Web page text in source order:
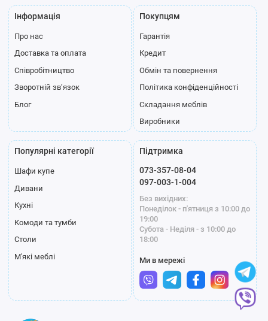
Інформація
Про нас
Доставка та оплата
Співробітництво
Зворотній зв’язок
Блог
Покупцям
Гарантія
Кредит
Обмін та повернення
Політика конфіденційності
Складання меблів
Виробники
Популярні категорії
Шафи купе
Дивани
Кухні
Комоди та тумби
Столи
М'які меблі
Підтримка
073-357-08-04
097-003-1-004
Без вихідних:
Понеділок - п'ятниця з 10:00 до
19:00
Субота - Неділя - з 10:00 до
18:00
Ми в мережі